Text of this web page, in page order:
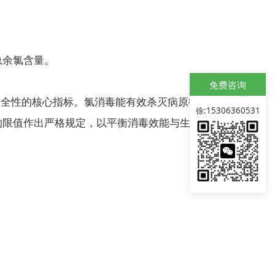
氯含量。
的核心指标。氯消毒能有效杀灭病原微生物，但
值作出严格规定，以平衡消毒效能与生态风险。
免费咨询
徐:15306360531